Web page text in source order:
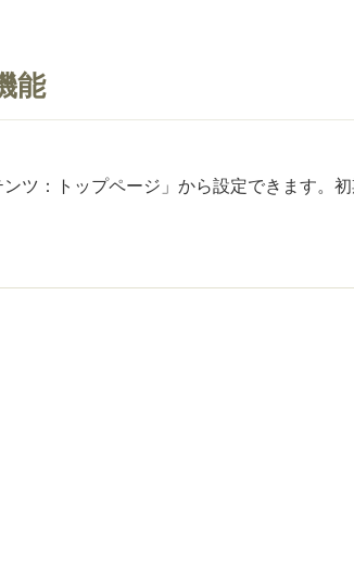
能
ツ：トップページ」から設定できます。